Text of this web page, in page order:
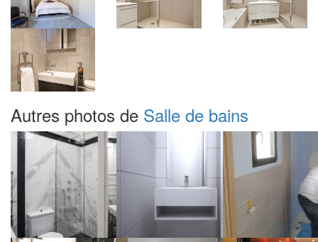
Autres photos de Salle de bains